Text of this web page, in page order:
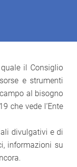
il Consiglio
e strumenti
al bisogno
che vede l’Ente
divulgativi e di
informazioni su